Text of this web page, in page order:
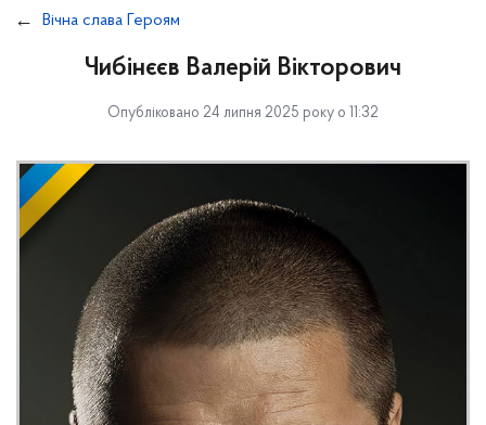
Вічна слава Героям
Чибінєєв Валерій Вікторович
Опубліковано 24 липня 2025 року о 11:32